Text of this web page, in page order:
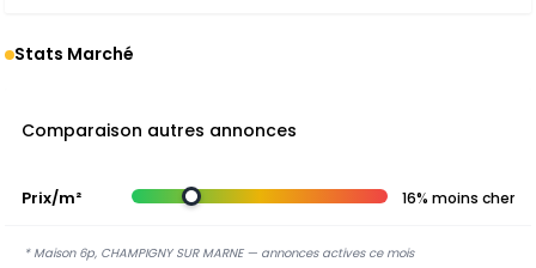
Stats Marché
Comparaison autres annonces
Prix/m² 16% moins cher
* Maison 6p, CHAMPIGNY SUR MARNE — annonces actives ce mois